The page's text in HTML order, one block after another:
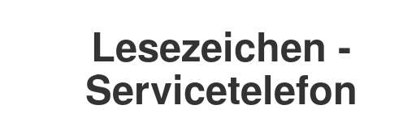
Lesezeichen -
Servicetelefon